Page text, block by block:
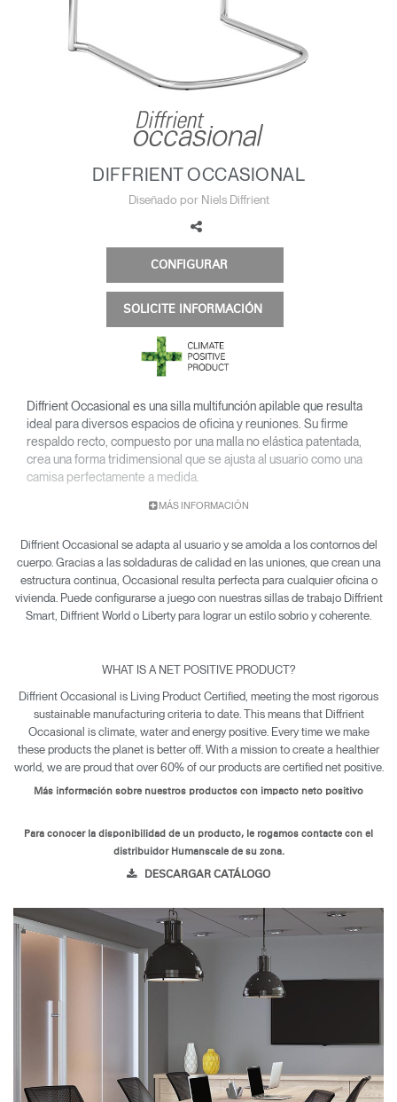
Cambiar región
OpensOpens
OpensOpens
to
Instagram
to
Humanscale
to
Pinterest
YouTube
DIFFRIENT OCCASIONAL
Diseñado por Niels Diffrient
CONFIGURAR
SOLICITE INFORMACIÓN
Diffrient Occasional es una silla multifunción apilable que resulta
ideal para diversos espacios de oficina y reuniones. Su firme
respaldo recto, compuesto por una malla no elástica patentada,
crea una forma tridimensional que se ajusta al usuario como una
camisa perfectamente a medida.
MÁS INFORMACIÓN
Diffrient Occasional se adapta al usuario y se amolda a los contornos del
cuerpo. Gracias a las soldaduras de calidad en las uniones, que crean una
estructura continua, Occasional resulta perfecta para cualquier oficina o
vivienda. Puede configurarse a juego con nuestras sillas de trabajo Diffrient
Smart, Diffrient World o Liberty para lograr un estilo sobrio y coherente.
WHAT IS A NET POSITIVE PRODUCT?
Diffrient Occasional is Living Product Certified, meeting the most rigorous
sustainable manufacturing criteria to date. This means that Diffrient
Occasional is climate, water and energy positive. Every time we make
these products the planet is better off. With a mission to create a healthier
world, we are proud that over 60% of our products are certified net positive.
Más información sobre nuestros productos con impacto neto positivo
Para conocer la disponibilidad de un producto, le rogamos contacte con el
distribuidor Humanscale de su zona.
DESCARGAR CATÁLOGO